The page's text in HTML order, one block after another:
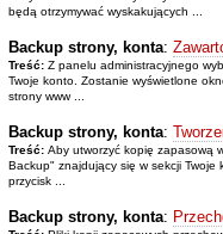
będą otrzymywać wyskakujących ...
Backup strony, konta:
Treść: Z panelu administracyjnego
Twoje konto. Zostanie wyświetlone
strony www ...
Backup strony, konta:
Treść: Aby utworzyć kopię zapasową
Backup" znajdujący się w sekcji
przycisk ...
Backup strony, konta: